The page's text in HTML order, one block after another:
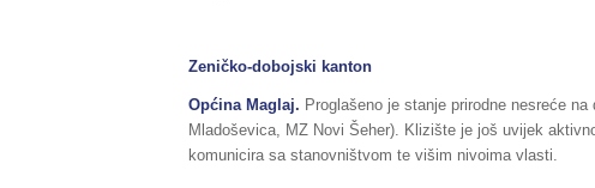
Zeničko-dobojski kanton
Općina Maglaj. Proglašeno je stanje prirodne nesreće
Mladoševica, MZ Novi Šeher). Klizište je još uvijek
komunicira sa stanovništvom te višim nivoima vlasti.